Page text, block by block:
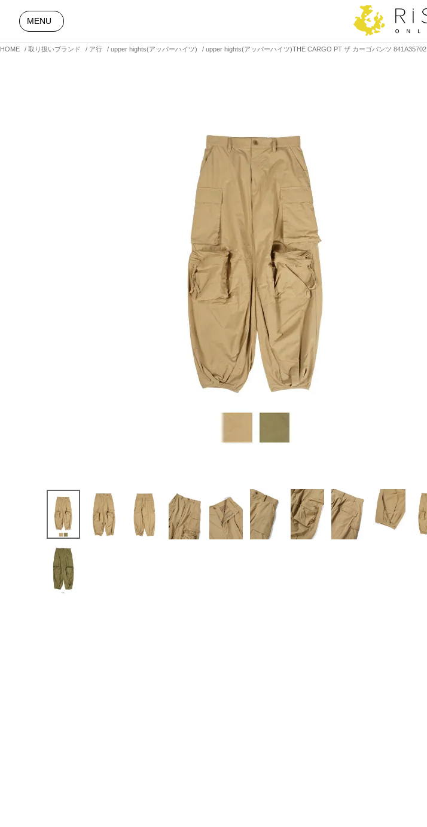
HOME 取り扱いブランド ア行 upper hights(アッパーハイツ) upper hights(アッパーハイツ)THE CARGO PT ザ カーゴパンツ 841A35702
MENU